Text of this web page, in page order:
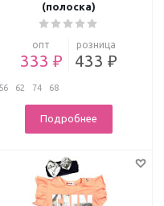
(полоска)
опт
333 ₽
розница
433 ₽
56 62 74 68
Подробнее